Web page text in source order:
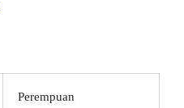
Perempuan